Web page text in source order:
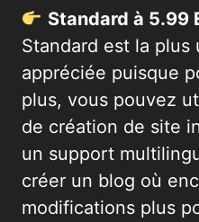
Standard à 5.99
Standard est la
appréciée puisque
plus, vous pouvez
de création de site
un support
créer un blog où
modifications plus